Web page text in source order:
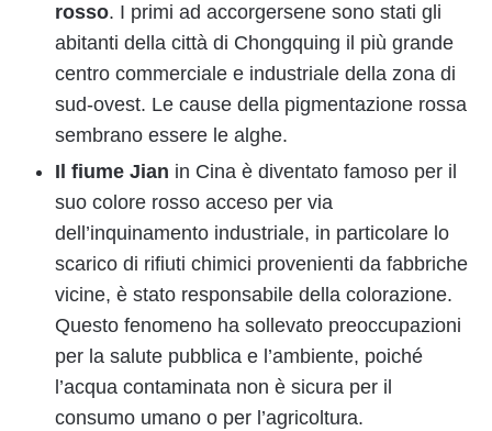
rosso. I primi ad accorgersene sono stati gli
abitanti della città di Chongquing il più grande
centro commerciale e industriale della zona di
sud-ovest. Le cause della pigmentazione rossa
sembrano essere le alghe.
Il fiume Jian in Cina è diventato famoso per il
suo colore rosso acceso per via
dell’inquinamento industriale, in particolare lo
scarico di rifiuti chimici provenienti da fabbriche
vicine, è stato responsabile della colorazione.
Questo fenomeno ha sollevato preoccupazioni
per la salute pubblica e l’ambiente, poiché
l’acqua contaminata non è sicura per il
consumo umano o per l’agricoltura.